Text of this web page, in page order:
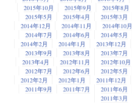
2015年10月
2015年9月 2015年8月
2015年5月
2015年4月 2015年3月
2014年12月
2014年11月 2014年10月
2014年7月
2014年6月 2014年5月
2014年2月
2014年1月 2013年12月
2013年9月
2013年8月 2013年7月
2013年4月
2012年11月 2012年10月
2012年7月
2012年6月 2012年5月
2012年2月
2012年1月 2011年12月
2011年9月
2011年7月 2011年6月
2011年3月